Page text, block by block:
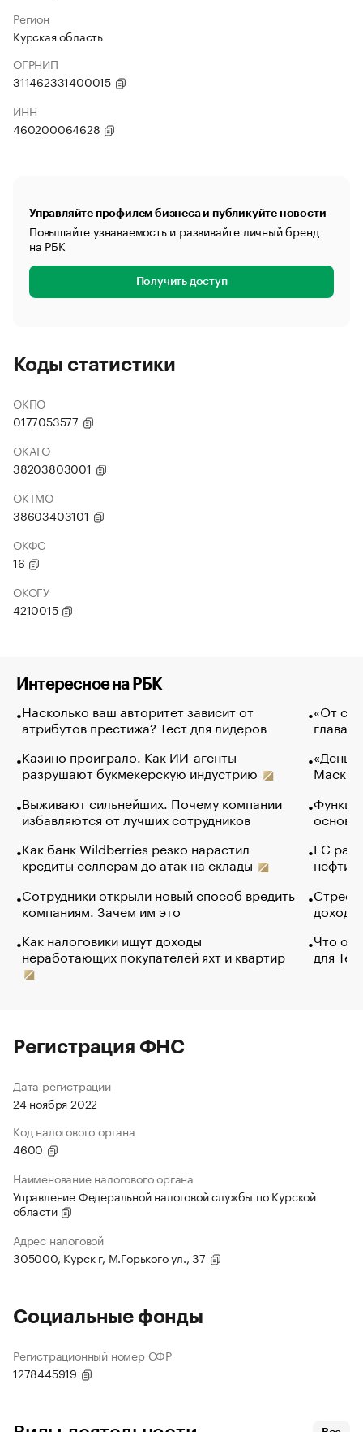
Регион
Курская область
ОГРНИП
311462331400015
ИНН
460200064628
Управляйте профилем бизнеса и публикуйте новости
Повышайте узнаваемость и развивайте личный бренд
на РБК
Получить доступ
Коды статистики
ОКПО
0177053577
ОКАТО
38203803001
ОКТМО
38603403101
ОКФС
16
ОКОГУ
4210015
Интересное на РБК
Насколько ваш авторитет зависит от
атрибутов престижа? Тест для лидеров
Казино проиграло. Как ИИ-агенты
разрушают букмекерскую индустрию
Выживают сильнейших. Почему компании
избавляются от лучших сотрудников
Как банк Wildberries резко нарастил
кредиты селлерам до атак на склады
Сотрудники открыли новый способ вредить
компаниям. Зачем им это
Как налоговики ищут доходы
неработающих покупателей яхт и квартир
«От
глава
Маск в
основ
ЕС
нефти
Что
для
Регистрация ФНС
Дата регистрации
24 ноября 2022
Код налогового органа
4600
Наименование налогового органа
Управление Федеральной налоговой службы по Курской
области
Адрес налоговой
305000, Курск г, М.Горького ул., 37
Социальные фонды
Регистрационный номер СФР
1278445919